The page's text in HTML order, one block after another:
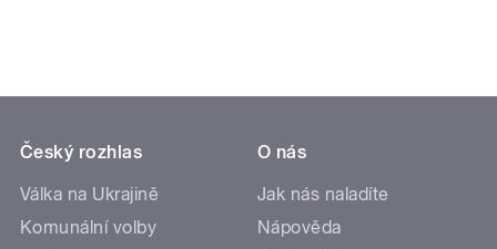
Český rozhlas
Válka na Ukrajině
Komunální volby
O nás
Jak nás naladíte
Nápověda